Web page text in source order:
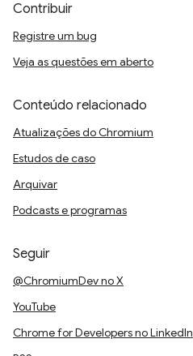
Contribuir
Registre um bug
Veja as questões em aberto
Conteúdo relacionado
Atualizações do Chromium
Estudos de caso
Arquivar
Podcasts e programas
Seguir
@ChromiumDev no X
YouTube
Chrome for Developers no LinkedIn